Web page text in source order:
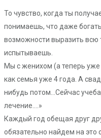
То чувство, когда ты
понимаешь, что даже
возможности выразить всю
испытываешь.
Мы с женихом (а теперь
как семья уже 4 года. А
нибудь потом…Сейчас
лечение….»
Каждый год обещая друг
обязательно найдем на это